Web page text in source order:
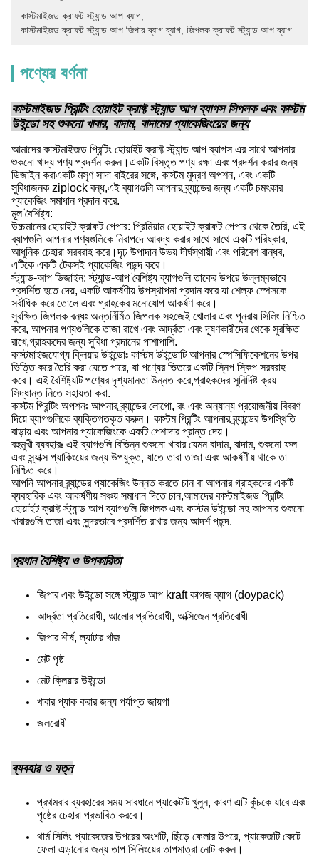
কাস্টমাইজড ক্রাফট স্ট্যান্ড আপ ব্যাগ
কাস্টমাইজড ক্রাফট স্ট্যান্ড আপ জিপার ব্যাগ ব্যাগ জিপলক ক্রাফট স্ট্যান্ড আপ ব্যাগ
পণ্যের বর্ণনা
কাস্টমাইজড প্রিন্টিং হোয়াইট ক্রাফ্ট স্ট্যান্ড আপ ব্যাগস সিপলক এবং কাস্টম
উইন্ডো সহ শুকনো খাবার, বাদাম, বাদামের প্যাকেজিংয়ের জন্য
আমাদের কাস্টমাইজড প্রিন্টিং হোয়াইট ক্রাফ্ট স্ট্যান্ড আপ ব্যাগস এর সাথে আপনার
শুকনো খাদ্য পণ্য প্রদর্শন করুন।একটি বিস্তৃত পণ্য রক্ষা এবং প্রদর্শন করার জন্য
ডিজাইন করাএকটি মসৃণ সাদা বাইরের সঙ্গে, কাস্টম মুদ্রণ অপশন, এবং একটি
সুবিধাজনক ziplock বন্ধ,এই ব্যাগগুলি আপনার ব্র্যান্ডের জন্য একটি চমৎকার
প্যাকেজিং সমাধান প্রদান করে.
মূল বৈশিষ্ট্য:
উচ্চমানের হোয়াইট ক্রাফট পেপার: প্রিমিয়াম হোয়াইট ক্রাফট পেপার থেকে তৈরি, এই
ব্যাগগুলি আপনার পণ্যগুলিকে নিরাপদে আবদ্ধ করার সাথে সাথে একটি পরিষ্কার,
আধুনিক চেহারা সরবরাহ করে।দৃঢ় উপাদান উভয় দীর্ঘস্থায়ী এবং পরিবেশ বান্ধব,
এটিকে একটি টেকসই প্যাকেজিং পছন্দ করে।
স্ট্যান্ড-আপ ডিজাইন: স্ট্যান্ড-আপ বৈশিষ্ট্য ব্যাগগুলি তাকের উপরে উল্লম্বভাবে
প্রদর্শিত হতে দেয়, একটি আকর্ষণীয় উপস্থাপনা প্রদান করে যা শেল্ফ স্পেসকে
সর্বাধিক করে তোলে এবং গ্রাহকের মনোযোগ আকর্ষণ করে।
সুরক্ষিত জিপলক বন্ধঃ অন্তর্নির্মিত জিপলক সহজেই খোলার এবং পুনরায় সিলিং নিশ্চিত
করে, আপনার পণ্যগুলিকে তাজা রাখে এবং আর্দ্রতা এবং দূষণকারীদের থেকে সুরক্ষিত
রাখে,গ্রাহকদের জন্য সুবিধা প্রদানের পাশাপাশি.
কাস্টমাইজযোগ্য ক্লিয়ার উইন্ডোঃ কাস্টম উইন্ডোটি আপনার স্পেসিফিকেশনের উপর
ভিত্তি করে তৈরি করা যেতে পারে, যা পণ্যের ভিতরে একটি স্নিপ স্কিপ সরবরাহ
করে। এই বৈশিষ্ট্যটি পণ্যের দৃশ্যমানতা উন্নত করে,গ্রাহকদের সুনির্দিষ্ট ক্রয়
সিদ্ধান্ত নিতে সহায়তা করা.
কাস্টম প্রিন্টিং অপশনঃ আপনার ব্র্যান্ডের লোগো, রং এবং অন্যান্য প্রয়োজনীয় বিবরণ
দিয়ে ব্যাগগুলিকে ব্যক্তিগতকৃত করুন। কাস্টম প্রিন্টিং আপনার ব্র্যান্ডের উপস্থিতি
বাড়ায় এবং আপনার প্যাকেজিংকে একটি পেশাদার প্রান্ত দেয়।
বহুমুখী ব্যবহারঃ এই ব্যাগগুলি বিভিন্ন শুকনো খাবার যেমন বাদাম, বাদাম, শুকনো ফল
এবং স্ন্যাক্স প্যাকিংয়ের জন্য উপযুক্ত, যাতে তারা তাজা এবং আকর্ষণীয় থাকে তা
নিশ্চিত করে।
আপনি আপনার ব্র্যান্ডের প্যাকেজিং উন্নত করতে চান বা আপনার গ্রাহকদের একটি
ব্যবহারিক এবং আকর্ষণীয় সঞ্চয় সমাধান দিতে চান,আমাদের কাস্টমাইজড প্রিন্টিং
হোয়াইট ক্রাফ্ট স্ট্যান্ড আপ ব্যাগগুলি জিপলক এবং কাস্টম উইন্ডো সহ আপনার শুকনো
খাবারগুলি তাজা এবং সুন্দরভাবে প্রদর্শিত রাখার জন্য আদর্শ পছন্দ.
প্রধান বৈশিষ্ট্য ও উপকারিতা
জিপার এবং উইন্ডো সঙ্গে স্ট্যান্ড আপ kraft কাগজ ব্যাগ (doypack)
আর্দ্রতা প্রতিরোধী, আলোর প্রতিরোধী, অক্সিজেন প্রতিরোধী
জিপার শীর্ষ, ল্যাটার খাঁজ
মেট পৃষ্ঠ
মেট ক্লিয়ার উইন্ডো
খাবার প্যাক করার জন্য পর্যাপ্ত জায়গা
জলরোধী
ব্যবহার ও যত্ন
প্রথমবার ব্যবহারের সময় সাবধানে প্যাকেটটি খুলুন, কারণ এটি কুঁচকে যাবে এবং
পৃষ্ঠের চেহারা প্রভাবিত করবে।
থার্ম সিলিং প্যাকেজের উপরের অংশটি, ছিঁড়ে ফেলার উপরে, প্যাকেজটি কেটে
ফেলা এড়ানোর জন্য তাপ সিলিংয়ের তাপমাত্রা নোট করুন।